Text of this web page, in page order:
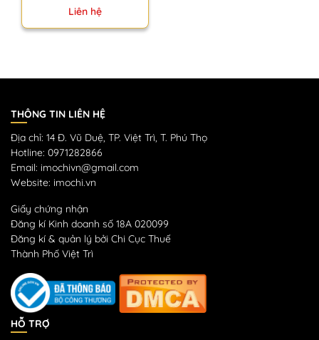
Sunkiller Essence
Liên hệ
THÔNG TIN LIÊN HỆ
Địa chỉ: 14 Đ. Vũ Duệ, TP. Việt Trì, T. Phú Thọ
Hotline: 0971282866
Email: imochivn@gmail.com
Website: imochi.vn
Giấy chứng nhận
Đăng kí Kinh doanh số 18A 020099
Đăng kí & quản lý bởi Chi Cục Thuế
Thành Phố Việt Trì
HỖ TRỢ